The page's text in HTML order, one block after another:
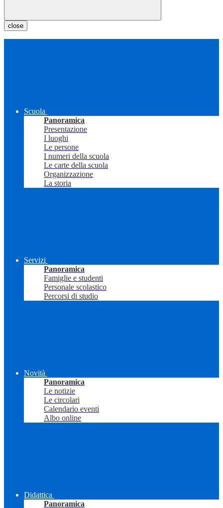
close
Scuola
Panoramica
Presentazione
I luoghi
Le persone
I numeri della scuola
Le carte della scuola
Organizzazione
La storia
Servizi
Panoramica
Famiglie e studenti
Personale scolastico
Percorsi di studio
Novità
Panoramica
Le notizie
Le circolari
Calendario eventi
Albo online
Didattica
Panoramica